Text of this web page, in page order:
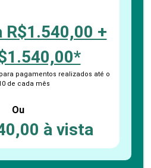
+
pagamentos realizados até o
de cada mês
Ou
à vista